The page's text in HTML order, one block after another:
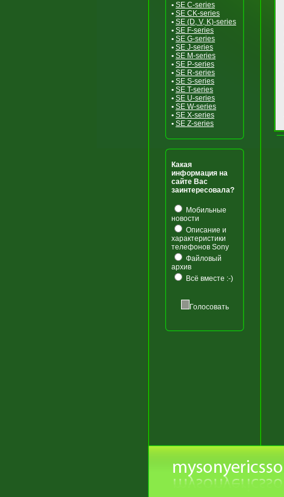
• SE C-series
• SE CK-series
• SE (D, V, K)-series
• SE F-series
• SE G-series
• SE J-series
• SE M-series
• SE P-series
• SE R-series
• SE S-series
• SE T-series
• SE U-series
• SE W-series
• SE X-series
• SE Z-series
Какая
информация на
сайте Вас
заинтересовала?
Мобильные
новости
Описание и
характеристики
телефонов Sony
Файловый
архив
Всё вместе :-)
Голосовать